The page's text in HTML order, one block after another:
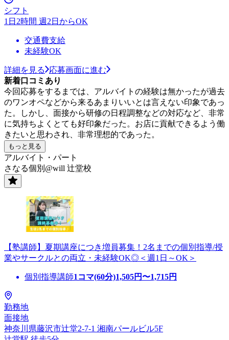
シフト
1日2時間 週2日からOK
交通費支給
未経験OK
詳細を見る
応募画面に進む
新着口コミあり
今回応募をするまでは、アルバイトの経験は無かったが過去
のワンオペなどから来るあまりいいとは言えない印象であっ
た。しかし、面接から研修の日程調整などの対応など、非常
に気持ちよくとても好印象だった。お店に貢献できるよう働
きたいと思わされ、非常理想的であった。
もっと見る
アルバイト・パート
さなる個別@will 辻堂校
【塾講師】夏期講座につき増員募集！2名までの個別指導/授
業やサークルとの両立・未経験OK◎＜週1日～OK＞
個別指導講師1コマ(60分)1,505円〜1,715円
勤務地
面接地
神奈川県藤沢市辻堂2-7-1 湘南パールビル5F